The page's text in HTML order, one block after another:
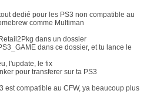
dedié pour les PS3 non compatible au
comme Multiman
dans un dossier
dans ce dossier, et tu lance le
l'update, le fix
pour transferer sur ta PS3
est compatible au CFW, ya beaucoup plus